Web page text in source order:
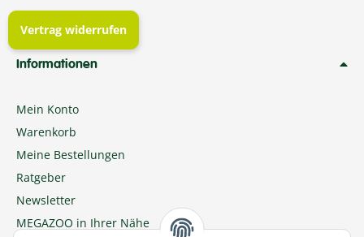
Vertrag widerrufen
Informationen
Mein Konto
Warenkorb
Meine Bestellungen
Ratgeber
Newsletter
MEGAZOO in Ihrer Nähe